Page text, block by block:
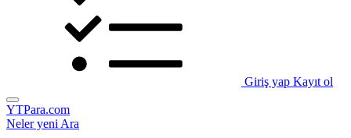
Giriş yap Kayıt ol
YTPara.com
Neler yeniAra